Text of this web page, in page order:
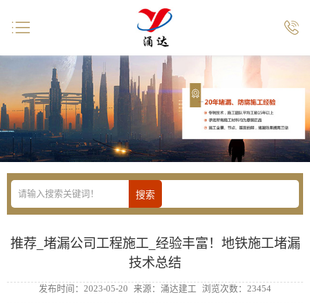
推荐_堵漏公司工程施工_经验丰富！地铁施工堵漏
技术总结
发布时间：2023-05-20 来源：涌达建工 浏览次数：23454
 